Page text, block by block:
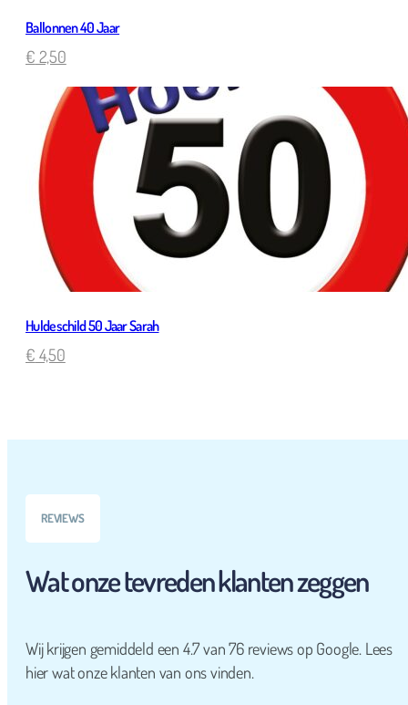
Ballonnen 40 Jaar
€ 2,50
Huldeschild 50 Jaar Sarah
€ 4,50
REVIEWS
Wat onze tevreden klanten zeggen
Wij krijgen gemiddeld een 4.7 van 76 reviews op Google. Lees
hier wat onze klanten van ons vinden.